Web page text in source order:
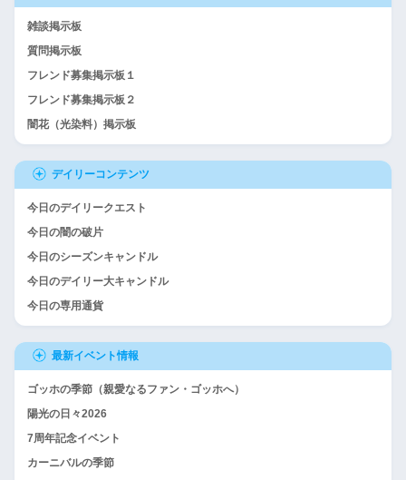
雑談掲示板
質問掲示板
フレンド募集掲示板１
フレンド募集掲示板２
闇花（光染料）掲示板
デイリーコンテンツ
今日のデイリークエスト
今日の闇の破片
今日のシーズンキャンドル
今日のデイリー大キャンドル
今日の専用通貨
最新イベント情報
ゴッホの季節（親愛なるファン・ゴッホへ）
陽光の日々2026
7周年記念イベント
カーニバルの季節